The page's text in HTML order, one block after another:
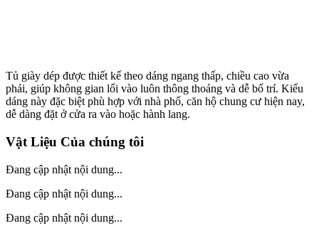
Tủ giày dép được thiết kế theo dáng ngang thấp, chiều cao vừa
phải, giúp không gian lối vào luôn thông thoáng và dễ bố trí. Kiểu
dáng này đặc biệt phù hợp với nhà phố, căn hộ chung cư hiện nay,
dễ dàng đặt ở cửa ra vào hoặc hành lang.
Vật Liệu Của chúng tôi
Đang cập nhật nội dung...
Đang cập nhật nội dung...
Đang cập nhật nội dung...